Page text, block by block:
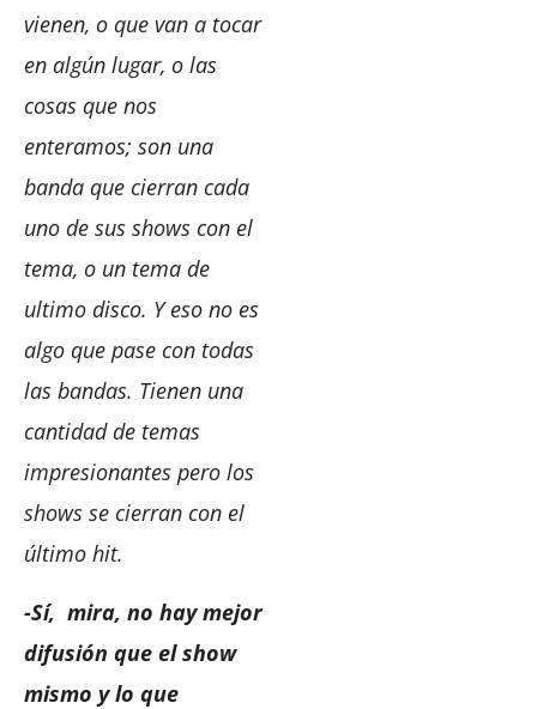
vienen, o que van a tocar
en algún lugar, o las
cosas que nos
enteramos; son una
banda que cierran cada
uno de sus shows con el
tema, o un tema de
ultimo disco. Y eso no es
algo que pase con todas
las bandas. Tienen una
cantidad de temas
impresionantes pero los
shows se cierran con el
último hit.
-Sí, mira, no hay mejor
difusión que el show
mismo y lo que